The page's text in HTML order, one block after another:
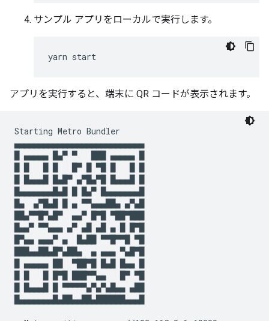
サンプル アプリをローカルで実行します。
yarn start
アプリを実行すると、端末に QR コードが表示されます。
Starting Metro Bundler
▄▄▄▄▄▄▄▄▄▄▄▄▄▄▄▄▄▄▄▄▄▄▄▄▄▄▄
█ ▄▄▄▄▄ █▄▀ ▀   ███ ▄▄▄▄▄ █
█ █   █ █   █▀ █ ▀█ █   █ █
█ █▄▄▄█ █▄█▀ ▄▀█▄▀█ █▄▄▄█ █
█▄▄▄▄▄▄▄█▄█ █ █▄▀ █▄▄▄▄▄▄▄█
█▄  ▄▀█▄█ █ ▄ ▀▀▄▄▄██▄ ▄▀▄█
██▄▀▀█▀▄█▀  ▄▄▀ █▀█ ▀██▀███
█▄▄▀ ▀▀▄▄▄ ▄▀ ▄█ ▄█ ▄ █ █▀█
█▀▄▄ ▄▄▄▀ ▄  █▄██ ▀▀█▀▀█ ▀█
███▄▄██▄█▀▄██▄  ▄ ▄▄▄ ▀▄█▀█
█ ▄▄▄▄▄ ██  ▀██▀█ █▄█ █▄▄ █
█ █   █ █▀█ ███▀▀▄▄   █▀ ▀█
█ █▄▄▄█ █ ▀▀▀▀▀▄▀▄▀▄█▄▄ ▄██
█▄▄▄▄▄▄▄█▄██▄▄██▄██████▄▄▄█